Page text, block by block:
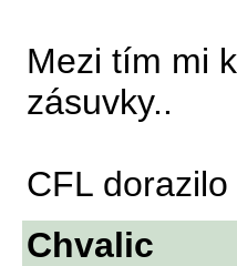
Mezi tím mi
zásuvky..
CFL
Chvalic